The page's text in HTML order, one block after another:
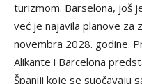
turizmom. Barselona, ​​još
već je najavila planove za
novembra 2028. godine.
Alikante i Barcelona
Španiji koje se suočavaju